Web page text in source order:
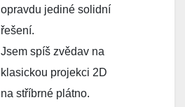
opravdu jediné solidní
řešení.
Jsem spíš zvědav na
klasickou projekci 2D
na stříbrné plátno.